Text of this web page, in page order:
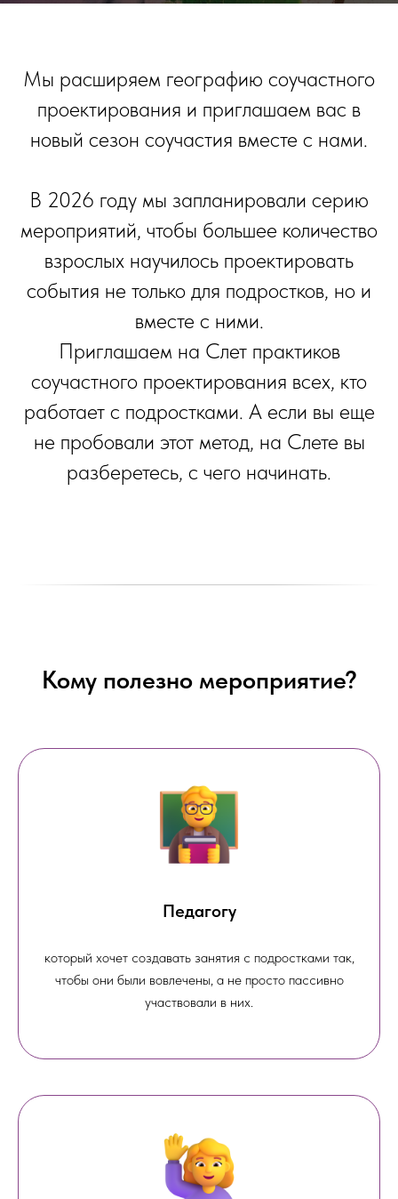
Мы расширяем географию соучастного
проектирования и приглашаем вас в
новый сезон соучастия вместе с нами.
В 2026 году мы запланировали серию
мероприятий, чтобы большее количество
взрослых научилось проектировать
события не только для подростков, но и
вместе с ними.
Приглашаем на Слет практиков
соучастного проектирования всех, кто
работает с подростками. А если вы еще
не пробовали этот метод, на Слете вы
разберетесь, с чего начинать.
Кому полезно мероприятие?
Педагогу
который хочет создавать занятия с подростками так,
чтобы они были вовлечены, а не просто пассивно
участвовали в них.